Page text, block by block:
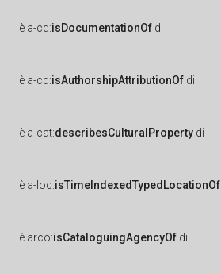
è a-cd:isDocumentationOf di
è a-cd:isAuthorshipAttributionOf di
è a-cat:describesCulturalProperty di
è a-loc:isTimeIndexedTypedLocationOf
è arco:isCataloguingAgencyOf di